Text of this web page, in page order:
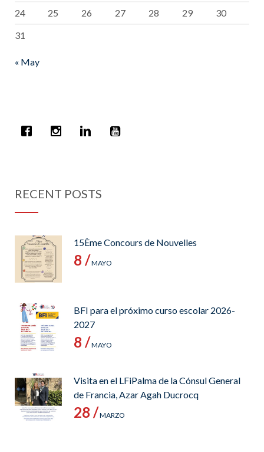
24 25 26 27 28 29
30
31
« May
RECENT POSTS
15Ème Concours de Nouvelles
8 /MAYO
BFI para el próximo curso escolar 2026-
2027
8 /MAYO
Visita en el LFiPalma de la Cónsul General
de Francia, Azar Agah Ducrocq
28 /MARZO